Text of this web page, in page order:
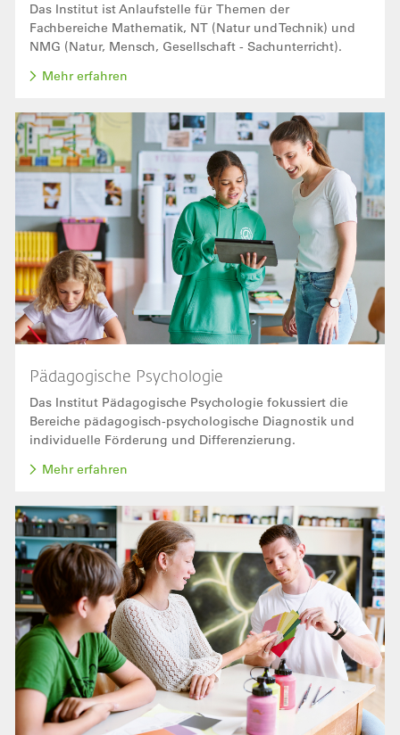
Das Institut ist Anlaufstelle für Themen der
Fachbereiche Mathematik, NT (Natur und Technik) und
NMG (Natur, Mensch, Gesellschaft - Sachunterricht).
Mehr erfahren
Bild
Pädagogische Psychologie
Das Institut Pädagogische Psychologie fokussiert die
Bereiche pädagogisch-psychologische Diagnostik und
individuelle Förderung und Differenzierung.
Mehr erfahren
Bild